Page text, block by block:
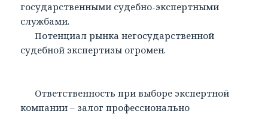
государственными судебно-экспертными
службами.
Потенциал рынка негосударственной
судебной экспертизы огромен.
Ответственность при выборе экспертной
компании – залог профессионально